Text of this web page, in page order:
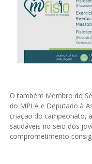
O também Membro do
do MPLA e Deputado à
criação do campeonato,
saudáveis no seio dos
comprometimento